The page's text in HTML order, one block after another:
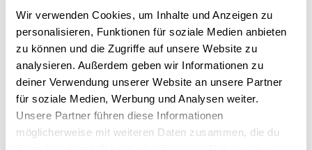
Wir verwenden Cookies, um Inhalte und Anzeigen zu
personalisieren, Funktionen für soziale Medien anbieten
zu können und die Zugriffe auf unsere Website zu
analysieren. Außerdem geben wir Informationen zu
deiner Verwendung unserer Website an unsere Partner
für soziale Medien, Werbung und Analysen weiter.
Unsere Partner führen diese Informationen
möglicherweise mit weiteren Daten zusammen, die du
Hermann Scherer
10Kapitel
KURS TESTEN